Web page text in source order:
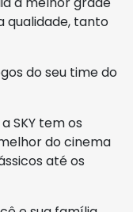
qualidade, tanto
do seu time do
SKY tem os
do cinema
até os